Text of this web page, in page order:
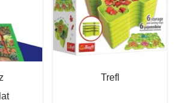
Trefl